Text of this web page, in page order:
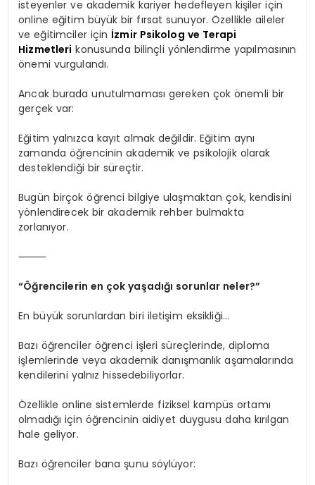
isteyenler ve akademik kariyer hedefleyen kişiler için
online eğitim büyük bir fırsat sunuyor. Özellikle aileler
ve eğitimciler için İzmir Psikolog ve Terapi
Hizmetleri konusunda bilinçli yönlendirme yapılmasının
önemi vurgulandı.
Ancak burada unutulmaması gereken çok önemli bir
gerçek var:
Eğitim yalnızca kayıt almak değildir. Eğitim aynı
zamanda öğrencinin akademik ve psikolojik olarak
desteklendiği bir süreçtir.
Bugün birçok öğrenci bilgiye ulaşmaktan çok, kendisini
yönlendirecek bir akademik rehber bulmakta
zorlanıyor.
⸻
“Öğrencilerin en çok yaşadığı sorunlar neler?”
En büyük sorunlardan biri iletişim eksikliği…
Bazı öğrenciler öğrenci işleri süreçlerinde, diploma
işlemlerinde veya akademik danışmanlık aşamalarında
kendilerini yalnız hissedebiliyorlar.
Özellikle online sistemlerde fiziksel kampüs ortamı
olmadığı için öğrencinin aidiyet duygusu daha kırılgan
hale geliyor.
Bazı öğrenciler bana şunu söylüyor: